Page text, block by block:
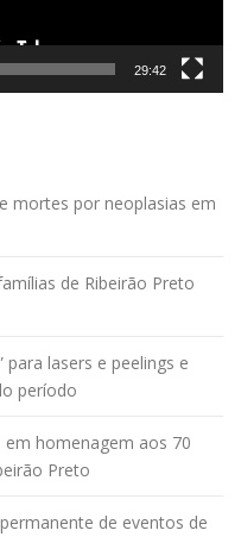
29:42
mortes por neoplasias em
de Ribeirão Preto
lasers e peelings e
período
em homenagem aos 70
Preto
de eventos de